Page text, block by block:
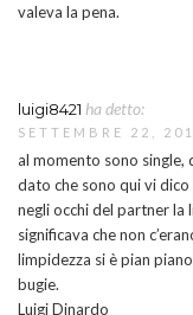
valeva la pena.
luigi8421 ha detto:
SETTEMBRE 22,
al momento sono
dato che sono qui vi
negli occhi del partner la
significava che non
limpidezza si è pian
bugie.
Luigi Dinardo
COMING
Search
for:
Ⓒ2019
La risposta